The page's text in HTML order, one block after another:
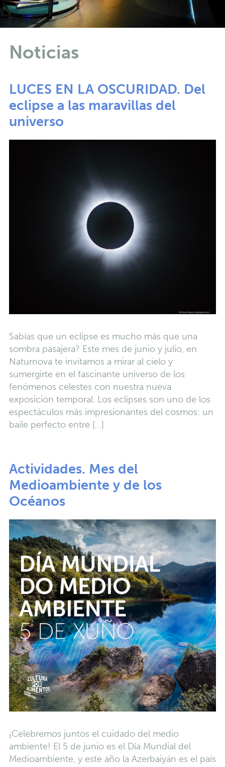
Noticias
LUCES EN LA OSCURIDAD. Del
eclipse a las maravillas del
universo
Sabías que un eclipse es mucho más que una
sombra pasajera? Este mes de junio y julio, en
Naturnova te invitamos a mirar al cielo y
sumergirte en el fascinante universo de los
fenómenos celestes con nuestra nueva
exposición temporal. Los eclipses son uno de los
espectáculos más impresionantes del cosmos: un
baile perfecto entre […]
Actividades. Mes del
Medioambiente y de los
Océanos
¡Celebremos juntos el cuidado del medio
ambiente! El 5 de junio es el Día Mundial del
Medioambiente, y este año la Azerbaiyán es el país